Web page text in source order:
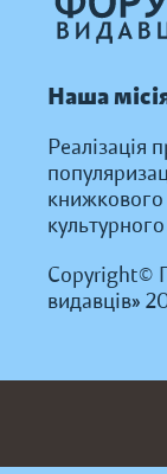
Наша
Реалізація
книжкового
Copyright©
видавців»